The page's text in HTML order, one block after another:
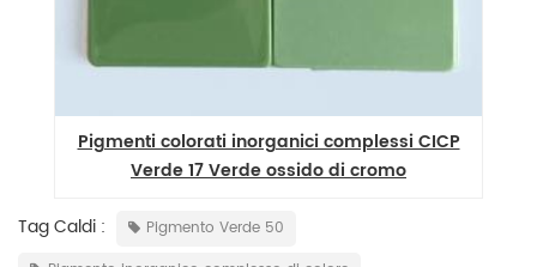
Pigmenti colorati inorganici complessi CICP
Verde 17 Verde ossido di cromo
Tag Caldi :
Pigmento Verde 50